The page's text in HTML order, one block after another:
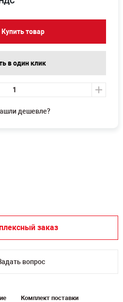
дешевле?
Купить товар
в один клик
заказ
вопрос
Комплект поставки